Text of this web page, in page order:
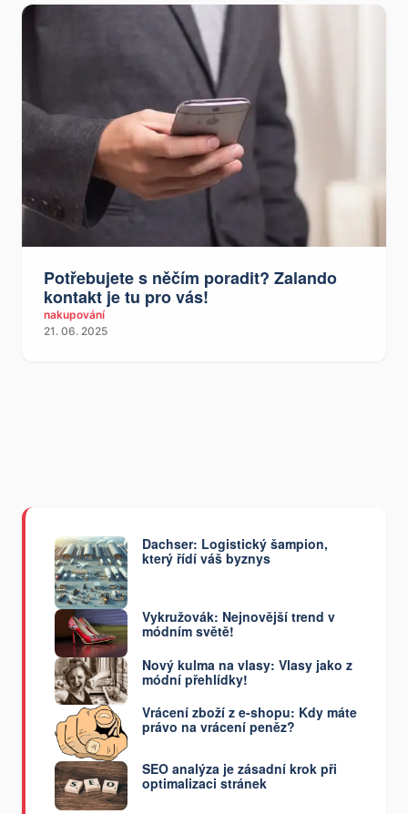
Potřebujete s něčím poradit? Zalando
kontakt je tu pro vás!
nakupování
21. 06. 2025
Dachser: Logistický šampion,
který řídí váš byznys
Vykružovák: Nejnovější trend v
módním světě!
Nový kulma na vlasy: Vlasy jako z
módní přehlídky!
Vrácení zboží z e-shopu: Kdy máte
právo na vrácení peněz?
SEO analýza je zásadní krok při
optimalizaci stránek